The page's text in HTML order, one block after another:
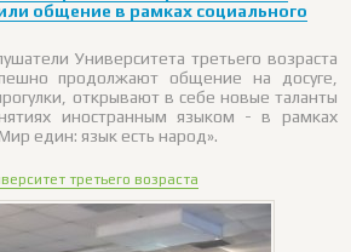
общение в рамках социального
Университета третьего возраста
продолжают общение на досуге,
открывают в себе новые таланты
иностранным языком - в рамках
един: язык есть народ».
третьего возраста